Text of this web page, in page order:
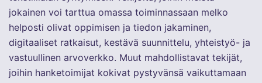
jokainen voi tarttua omassa toiminnassaan melko
helposti olivat oppimisen ja tiedon jakaminen,
digitaaliset ratkaisut, kestävä suunnittelu, yhteistyö- ja
vastuullinen arvoverkko. Muut mahdollistavat tekijät,
joihin hanketoimijat kokivat pystyvänsä vaikuttamaan